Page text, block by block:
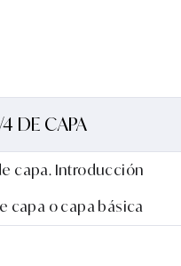
DE CAPA
capa. Introducción
capa o capa básica